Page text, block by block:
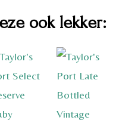
ook lekker: